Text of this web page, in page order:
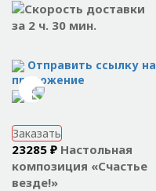
за 2 ч. 30 мин.
Отправить ссылку на
приложение
Заказать
23285 ₽ Настольная
композиция «Счастье
везде!»